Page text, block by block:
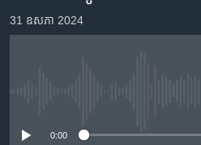
និង​
រំលង​
ទូរទស្សន៍ / វីដេអូ​
31 ឧសភា 2024
0:00